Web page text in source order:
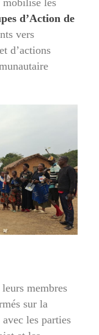
mobilise les
d’Action de
vers
d’actions
membres
sur la
les parties